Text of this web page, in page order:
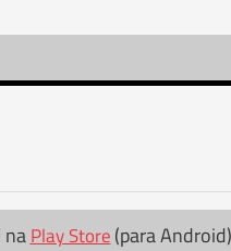
na Play Store (para